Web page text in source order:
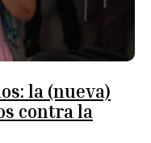
la (nueva)
contra la